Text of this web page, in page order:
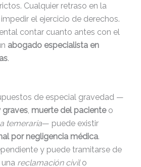
Cualquier retraso en la
el ejercicio de derechos.
contar cuanto antes con el
abogado especialista en
.
de especial gravedad —
graves, muerte del pacienteo
temeraria— puede existir
por negligencia médica.
y puede tramitarse de
reclamación civilo